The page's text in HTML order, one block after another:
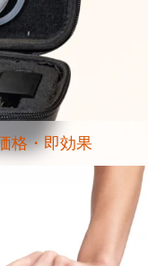
格・即効果